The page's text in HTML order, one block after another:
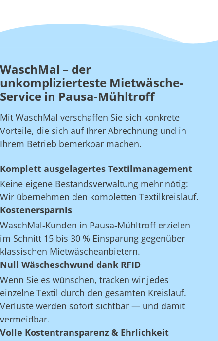
WaschMal – der
unkomplizierteste Mietwäsche-
Service in Pausa-Mühltroff
Mit WaschMal verschaffen Sie sich konkrete
Vorteile, die sich auf Ihrer Abrechnung und in
Ihrem Betrieb bemerkbar machen.
Komplett ausgelagertes Textilmanagement
Keine eigene Bestandsverwaltung mehr nötig:
Wir übernehmen den kompletten Textilkreislauf.
Kostenersparnis
WaschMal-Kunden in Pausa-Mühltroff erzielen
im Schnitt 15 bis 30 % Einsparung gegenüber
klassischen Mietwäscheanbietern.
Null Wäscheschwund dank RFID
Wenn Sie es wünschen, tracken wir jedes
einzelne Textil durch den gesamten Kreislauf.
Verluste werden sofort sichtbar — und damit
vermeidbar.
Volle Kostentransparenz & Ehrlichkeit